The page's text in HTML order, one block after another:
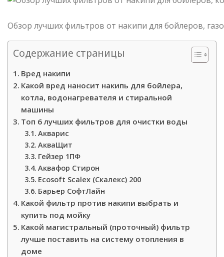
Обзор лучших фильтров от накипи для бойлеров,
Содержание страницы
Вред накипи
Какой вред наносит накипь для бойлера,
котла, водонагревателя и стиральной
машины
Топ 6 лучших фильтров для очистки воды
Акварис
АкваЩит
Гейзер 1ПФ
Аквафор Стирон
Ecosoft Scalex (Скалекс) 200
Барьер СофтЛайн
Какой фильтр против накипи выбрать и
купить под мойку
Какой магистральный (проточный) фильтр
лучше поставить на систему отопления в
доме